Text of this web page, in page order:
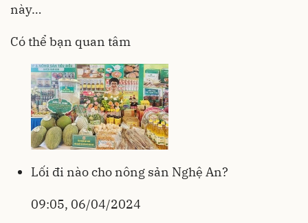
này…
Có thể bạn quan tâm
Lối đi nào cho nông sản Nghệ An?
09:05, 06/04/2024